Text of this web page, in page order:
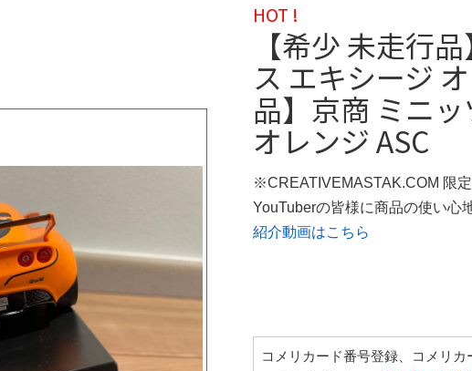
HOT !
【希少 未走行
ス エキシージ
品】京商 ミニ
オレンジ ASC
※CREATIVEMASTAK.COM 限
YouTuberの皆様に商品の使い心
紹介動画はこちら
コメリカード番号登録、コメリ